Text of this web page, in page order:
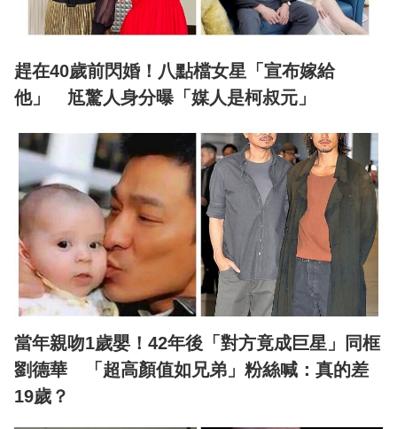
趕在40歲前閃婚！八點檔女星「宣布嫁給
他」 尪驚人身分曝「媒人是柯叔元」
當年親吻1歲嬰！42年後「對方竟成巨星」同框
劉德華 「超高顏值如兄弟」粉絲喊：真的差
19歲？